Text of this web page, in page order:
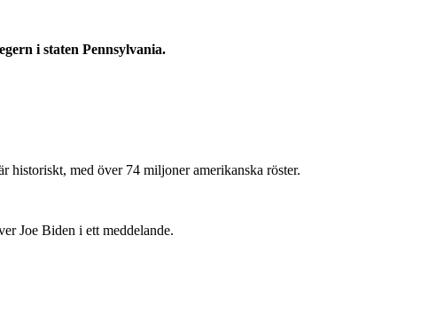
i staten Pennsylvania.
historiskt, med över 74 miljoner amerikanska röster.
Joe Biden i ett meddelande.